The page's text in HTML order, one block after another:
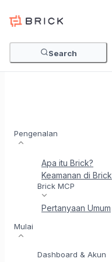
Search
Pengenalan
Apa itu Brick?
Keamanan di Brick
Brick MCP
Pertanyaan Umum
Mulai
Dashboard & Akun